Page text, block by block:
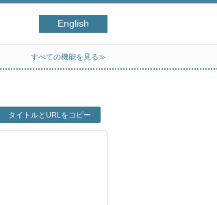
English
すべての機能を見る≫
タイトルとURLをコピー